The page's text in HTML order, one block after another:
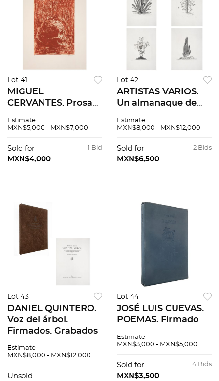
Lot 41
MIGUEL
CERVANTES. Prosa
Firmados. Grabados
/ 59.5 x 49.5 x 1 cm
carpeta. Piezas: 3
Estimate
MXN$5,000 - MXN$7,000
1 Bid
Sold for
MXN$4,000
Lot 42
ARTISTAS VARIOS.
Un almanaque de
Grabados al
41x30.5cm papel cu /
43x33x1.5cm carpeta.
Estimate
MXN$8,000 - MXN$12,000
2 Bids
Sold for
MXN$6,500
Lot 43
DANIEL QUINTERO.
Voz del árbol.
Firmados. Grabados
195. 38x27cm
40x29x3cm carpeta.
Estimate
MXN$8,000 - MXN$12,000
Unsold
Lot 44
JOSÉ LUIS CUEVAS.
POEMAS. Firmado y
Grabado 28 / 50. 25 x
18 cm carpeta
Estimate
MXN$3,000 - MXN$5,000
4 Bids
Sold for
MXN$3,500